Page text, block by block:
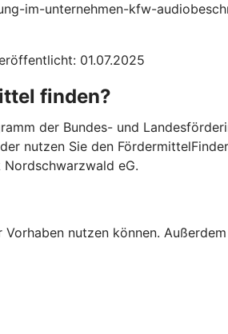
im-unternehmen-kfw-
01.07.2025
finden?
der Bundes- und
nutzen Sie den
Nordschwarzwald eG.
nutzen können.